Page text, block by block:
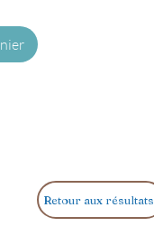
Retour aux résultats